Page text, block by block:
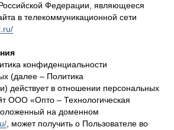
Федерации, являющееся
в телекоммуникационной сети
конфиденциальности
(далее – Политика
действует в отношении персональных
ООО «Опто – Технологическая
на доменном
, может получить о Пользователе во